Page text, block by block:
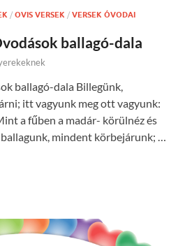
/ OVIS VERSEK / VERSEK ÓVODAI
ballagó-dala
ballagó-dala Billegünk,
itt vagyunk meg ott vagyunk:
a fűben a madár- körülnéz és
ballagunk, mindent körbejárunk; …